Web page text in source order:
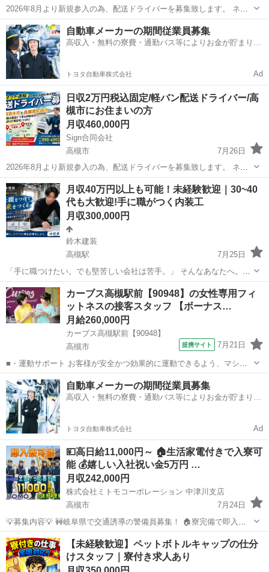
2026年8月より新規参入の為、配送ドライバーを募集致します。 ネッ
ト通販の荷物を各ご家庭にお届けする仕事です。 週休2日のシフト制
日収 20000円税込 ※ロイヤリティはございません。 ※手数料等も...
大阪 高槻市 物流 リモート
自動車メーカーの期間従業員募集
高収入・無料の寮費・通勤バス等によりお金が貯まりや
トヨタ自動車株式会社 Ad
日収2万円税込固定/軽バン配送ドライバー/高
槻市にお住まいの方
月収460,000円
Sign合同会社
高槻市
7月26日
2026年8月より新規参入の為、配送ドライバーを募集致します。 ネッ
ト通販の荷物を各ご家庭にお届けする仕事です。 週休2日のシフト制
日収 20000円税込 ※ロイヤリティはございません。 ※手数料等も...
大阪 高槻市 ドライバー
月収40万円以上も可能！未経験歓迎｜30~40
代も大歓迎!手に職がつく内装工
月収300,000円
鈴木建装
高槻駅
7月25日
「手に職つけたい。でも堅苦しい会社は苦手。」 そんなあなたへ。
【未経験歓迎】内装工スタッフ募集！ 壁や天井をつくる仕事です。
「現場仕事って怖そう…」 そんなイメージがあるかもしれません。 で
も、実際は一つひとつ...
大阪 高槻市 高槻駅 その他 未経験
カーブス高槻駅前【90948】の女性専用フィ
ットネスの接客スタッフ 【ボーナス…
月給260,000円
カーブス高槻駅前【90948】
高槻市
提携サイト 7月21日
■・運動サポート お客様が安全かつ効果的に運動できるよう、マシン
の使い方をアドバイスします。運動が初めての方や苦手な方がほとん
どなので、難しい指導はありません。「今日はこの動きを意識しまし
ょう！」といったお声がけをしながら、...
大阪 高槻市 その他
自動車メーカーの期間従業員募集
高収入・無料の寮費・通勤バス等によりお金が貯まりや
トヨタ自動車株式会社 Ad
💴高日給11,000円～ 🏠生活家電付きで入寮可
能 💰嬉しい入社祝い金5万円 …
月収242,000円
株式会社ミトモコーポレーション 中津川支店
高槻市
7月24日
💡募集内容💡 🚧岐阜県で交通誘導の警備員募集！ 🏠寮完備で即入寮
OK。 🔰未経験でも安心の研修体制。 👫男女歓迎＆カップル応募も大
歓迎。 ✨安心して働ける環境で新生活をスタートしませんか？ 💴【日
給】 ✅日...
大阪 高槻市 その他 業務
【未経験歓迎】ペットボトルキャップの仕分
けスタッフ｜寮付き求人あり